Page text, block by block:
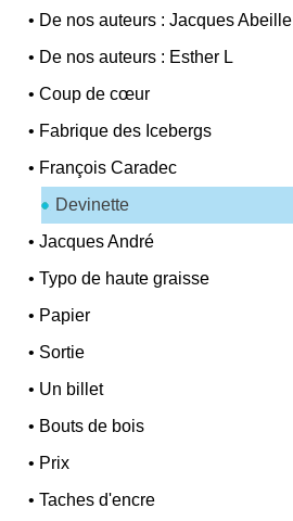
• De nos auteurs : Jacques Abeille
• De nos auteurs : Esther L
•Coup de cœur
• Fabrique des Icebergs
• François Caradec
Devinette
•Jacques André
•Typo de haute graisse
• Papier
• Sortie
• Un billet
• Bouts de bois
• Prix
•Taches d'encre